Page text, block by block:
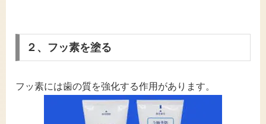
２、フッ素を塗る
フッ素には歯の質を強化する作用があります。